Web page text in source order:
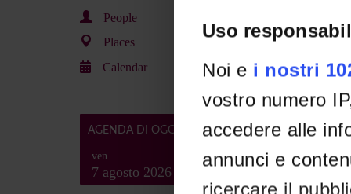
Uso
Noi e i nostri
vostro numero
accedere alle
annunci e
ricercare il
People
Places
Calendar
AGENDA DI OGGI
ven
7 agosto 2026